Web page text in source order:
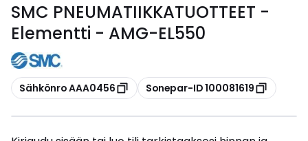
SMC PNEUMATIIKKATUOTTEET -
Elementti - AMG-EL550
Kopioi
Sähkönro AAA0456 Kopioi
Sonepar-ID 100081619